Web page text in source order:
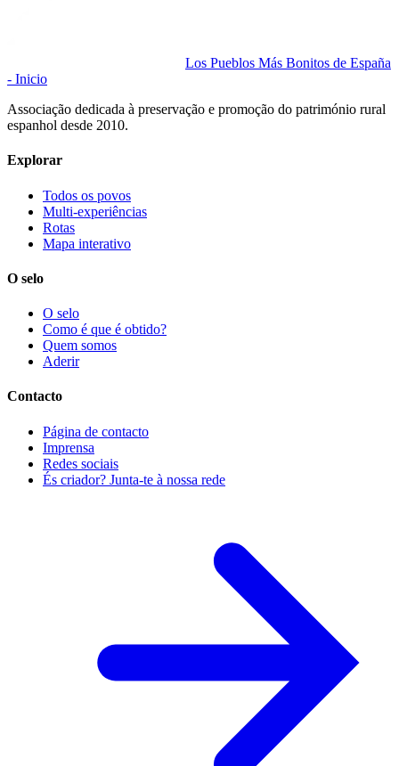
Los Pueblos Más Bonitos de España
- Inicio
Associação dedicada à preservação e promoção do património rural
espanhol desde 2010.
Explorar
Todos os povos
Multi-experiências
Rotas
Mapa interativo
O selo
O selo
Como é que é obtido?
Quem somos
Aderir
Contacto
Página de contacto
Imprensa
Redes sociais
És criador? Junta-te à nossa rede